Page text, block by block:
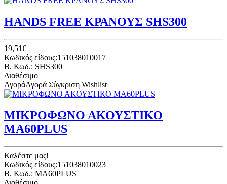
HANDS FREE ΚΡΑΝΟΥΣ SHS300
19,51€
Κωδικός είδους:151038010017
B. Κωδ.: SHS300
Διαθέσιμο
ΑγοράΑγορά Σύγκριση Wishlist
ΜΙΚΡΟΦΩΝΟ ΑΚΟΥΣΤΙΚΟ
MA60PLUS
Καλέστε μας!
Κωδικός είδους:151038010023
B. Κωδ.: MA60PLUS